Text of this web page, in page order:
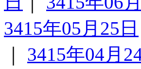
3415年05月25日
3415年04月